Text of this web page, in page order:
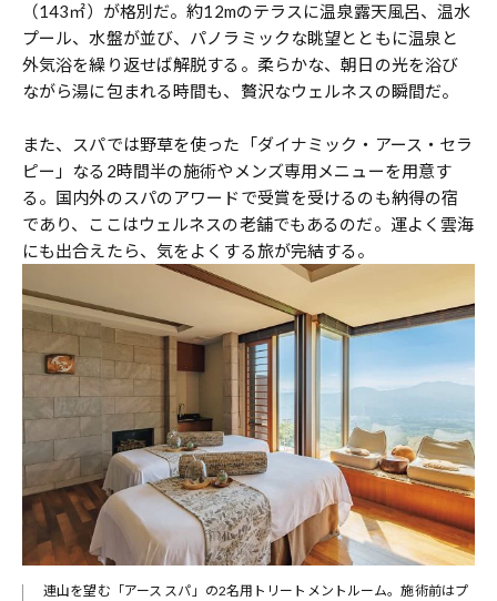
（143㎡）が格別だ。約12mのテラスに温泉露天風呂、温水
プール、水盤が並び、パノラミックな眺望とともに温泉と
外気浴を繰り返せば解脱する。柔らかな、朝日の光を浴び
ながら湯に包まれる時間も、贅沢なウェルネスの瞬間だ。
また、スパでは野草を使った「ダイナミック・アース・セラ
ピー」なる2時間半の施術やメンズ専用メニューを用意す
る。国内外のスパのアワードで受賞を受けるのも納得の宿
であり、ここはウェルネスの老舗でもあるのだ。運よく雲海
にも出合えたら、気をよくする旅が完結する。
連山を望む「アース スパ」の2名用トリートメントルーム。施術前はプ